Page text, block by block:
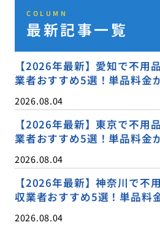
COLUMN
最新記事一覧
【2026年最新】愛知で不用
業者おすすめ5選！単品料金
2026.08.04
【2026年最新】東京で不用
業者おすすめ5選！単品料金
2026.08.04
【2026年最新】神奈川で不
収業者おすすめ5選！単品料
2026.08.04